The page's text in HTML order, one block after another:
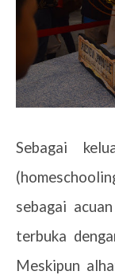
Sebagai
sebagai
terbuka
Meskipun